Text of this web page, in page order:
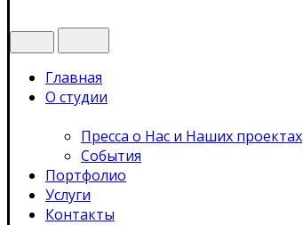
Главная
О студии
Пресса о Нас и Наших проектах
События
Портфолио
Услуги
Контакты